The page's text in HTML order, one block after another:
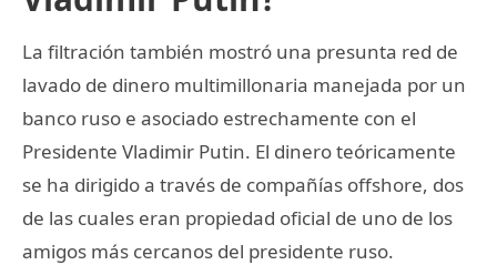
La filtración también mostró una presunta red de
lavado de dinero multimillonaria manejada por un
banco ruso e asociado estrechamente con el
Presidente Vladimir Putin. El dinero teóricamente
se ha dirigido a través de compañías offshore, dos
de las cuales eran propiedad oficial de uno de los
amigos más cercanos del presidente ruso.